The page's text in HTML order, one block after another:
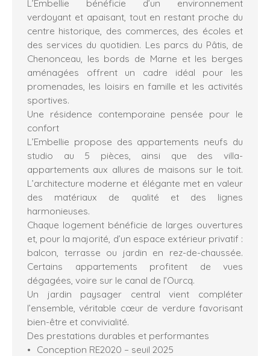
L’Embellie bénéficie d’un environnement
verdoyant et apaisant, tout en restant proche du
centre historique, des commerces, des écoles et
des services du quotidien. Les parcs du Pâtis, de
Chenonceau, les bords de Marne et les berges
aménagées offrent un cadre idéal pour les
promenades, les loisirs en famille et les activités
sportives.
Une résidence contemporaine pensée pour le
confort
L’Embellie propose des appartements neufs du
studio au 5 pièces, ainsi que des villa-
appartements aux allures de maisons sur le toit.
L’architecture moderne et élégante met en valeur
des matériaux de qualité et des lignes
harmonieuses.
Chaque logement bénéficie de larges ouvertures
et, pour la majorité, d’un espace extérieur privatif :
balcon, terrasse ou jardin en rez-de-chaussée.
Certains appartements profitent de vues
dégagées, voire sur le canal de l’Ourcq.
Un jardin paysager central vient compléter
l’ensemble, véritable cœur de verdure favorisant
bien-être et convivialité.
Des prestations durables et performantes
Conception RE2020 – seuil 2025